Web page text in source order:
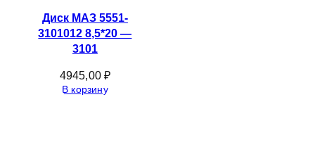
Диск МАЗ 5551-
3101012 8,5*20 —
3101
4945,00₽
В корзину